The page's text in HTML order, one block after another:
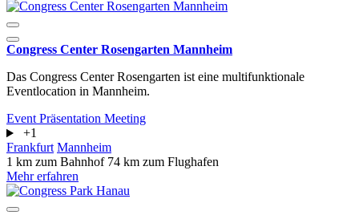
Congress Center Rosengarten Mannheim
Das Congress Center Rosengarten ist eine multifunktionale
Eventlocation in Mannheim.
Event Präsentation Meeting
+1
Frankfurt Mannheim
1 km zum Bahnhof 74 km zum Flughafen
Mehr erfahren